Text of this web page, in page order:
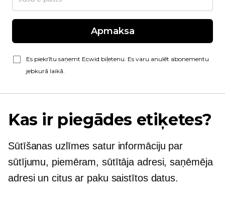
Apmaksa
Es piekrītu saņemt Ecwid biļetenu. Es varu anulēt abonementu
jebkurā laikā.
Kas ir piegādes etiķetes?
Sūtīšanas uzlīmes satur informāciju par
sūtījumu, piemēram, sūtītāja adresi, saņēmēja
adresi un citus ar paku saistītos datus.